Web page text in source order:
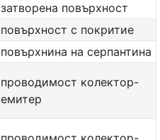
затворена повърхност
повърхност с покритие
повърхнина на серпантина
проводимост колектор-
емитер